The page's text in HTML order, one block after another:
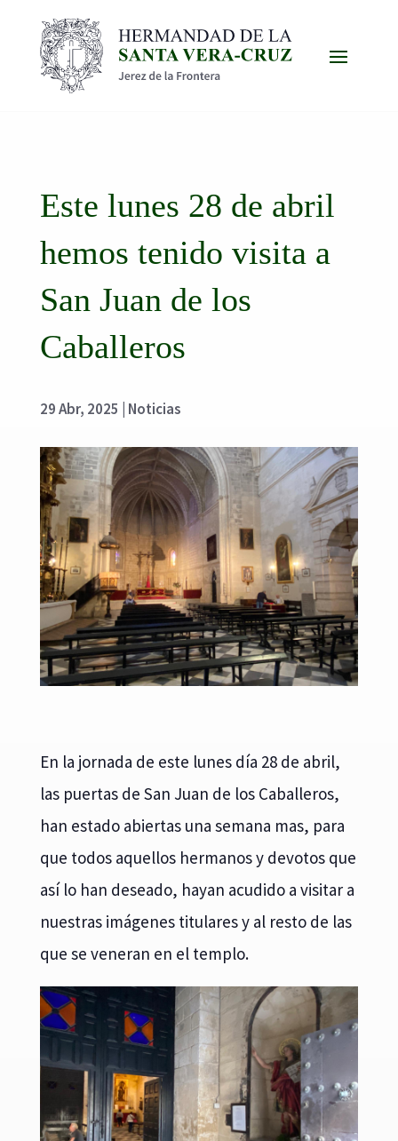
Este lunes 28 de abril
hemos tenido visita a
San Juan de los
Caballeros
29 Abr, 2025 Noticias
En la jornada de este lunes día 28 de abril,
las puertas de San Juan de los Caballeros,
han estado abiertas una semana mas, para
que todos aquellos hermanos y devotos que
así lo han deseado, hayan acudido a visitar a
nuestras imágenes titulares y al resto de las
que se veneran en el templo.